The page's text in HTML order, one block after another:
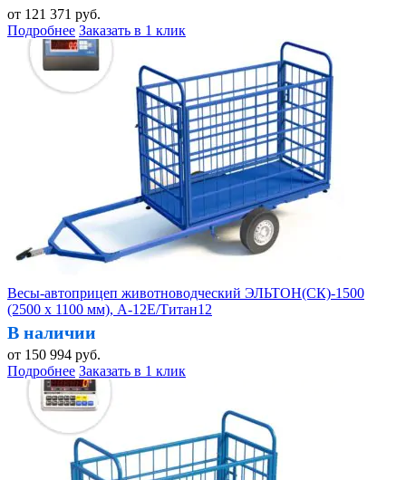
от 121 371 руб.
Подробнее Заказать в 1 клик
Весы-автоприцеп животноводческий ЭЛЬТОН(СК)-1500
(2500 х 1100 мм), А-12Е/Титан12
В наличии
от 150 994 руб.
Подробнее Заказать в 1 клик